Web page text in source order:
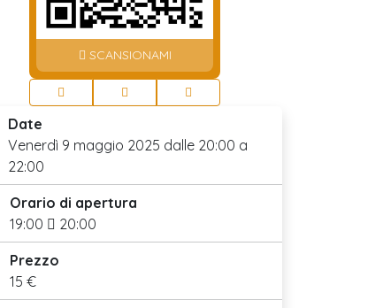
Date
Venerdì 9 maggio 2025 dalle 20:00 a
22:00
Orario di apertura
19:00
20:00
Prezzo
15 €
SCANSIONAMI